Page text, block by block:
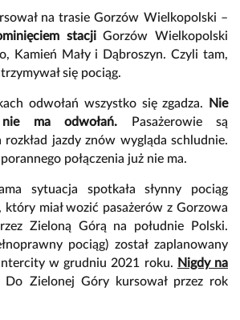
na trasie Gorzów Wielkopolski –
stacjiGorzów Wielkopolski
Kamień Mały i Dąbroszyn. Czyli tam,
się pociąg.
odwołań wszystko się zgadza.
Nie
ma odwołań. Pasażerowie są
rozkład jazdy znów wygląda schludnie.
połączenia już nie ma.
sytuacja spotkała słynny pociąg
miał wozić pasażerów z Gorzowa
Zieloną Górą na południe Polski.
pociąg) został zaplanowany
w grudniu 2021 roku. Nigdy na
Do Zielonej Góry kursował przez rok